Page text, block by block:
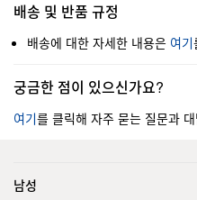
배송 및 반품 규정
배송에 대한 자세한 내용은 여기
궁금한 점이 있으신가요?
여기를 클릭해 자주 묻는 질문과
남성